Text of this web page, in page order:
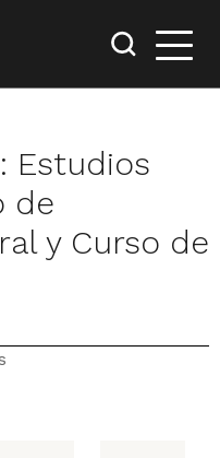
Estudios
de
y Curso de